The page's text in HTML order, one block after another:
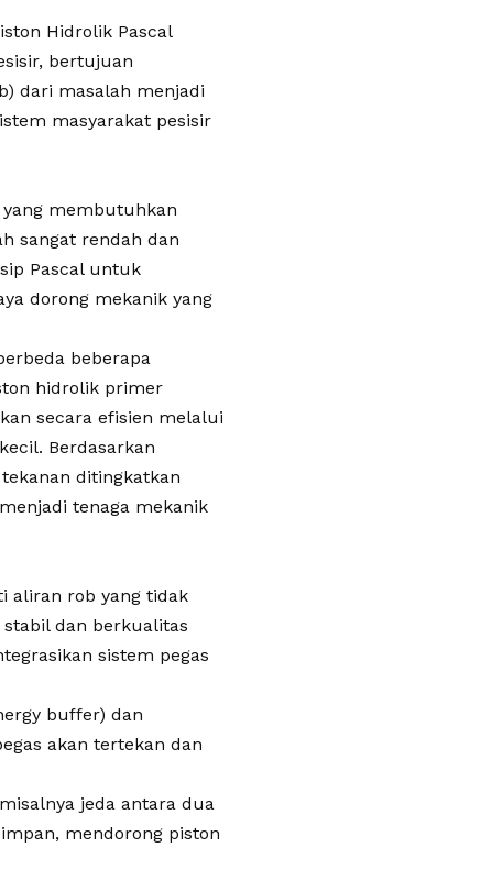
Hidrolik Pascal
bertujuan
dari masalah menjadi
masyarakat pesisir
membutuhkan
sangat rendah dan
Pascal untuk
dorong mekanik yang
beberapa
hidrolik primer
secara efisien melalui
Berdasarkan
ditingkatkan
tenaga mekanik
aliran rob yang tidak
dan berkualitas
sistem pegas
buffer) dan
akan tertekan dan
jeda antara dua
mendorong piston